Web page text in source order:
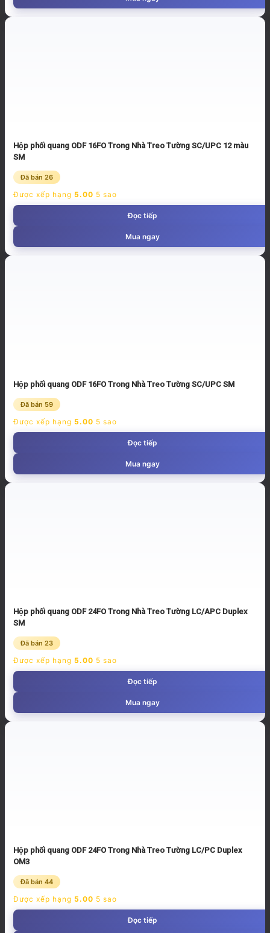
Hộp phối quang ODF 16FO Trong Nhà Treo Tường SC/UPC 12 màu
SM
Đã bán 26
Được xếp hạng 5.00 5 sao
Đọc tiếp
Mua ngay
Hộp phối quang ODF 16FO Trong Nhà Treo Tường SC/UPC SM
Đã bán 59
Được xếp hạng 5.00 5 sao
Đọc tiếp
Mua ngay
Hộp phối quang ODF 24FO Trong Nhà Treo Tường LC/APC Duplex
SM
Đã bán 23
Được xếp hạng 5.00 5 sao
Đọc tiếp
Mua ngay
Hộp phối quang ODF 24FO Trong Nhà Treo Tường LC/PC Duplex
OM3
Đã bán 44
Được xếp hạng 5.00 5 sao
Đọc tiếp